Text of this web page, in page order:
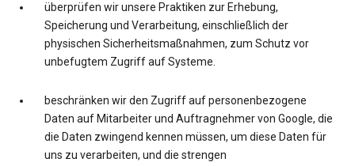
überprüfen wir unsere Praktiken zur Erhebung,
Speicherung und Verarbeitung, einschließlich der
physischen Sicherheitsmaßnahmen, zum Schutz vor
unbefugtem Zugriff auf Systeme.
beschränken wir den Zugriff auf personenbezogene
Daten auf Mitarbeiter und Auftragnehmer von Google, die
die Daten zwingend kennen müssen, um diese Daten für
uns zu verarbeiten, und die strengen